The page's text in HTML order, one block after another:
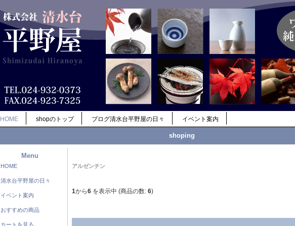
HOME shopのトップ ブログ清水台平野屋の日々 イベント案内
shoping
Menu
HOME
清水台平野屋の日々
イベント案内
おすすめの商品
カートを見る
アルゼンチン
1から6 を表示中 (商品の数: 6)